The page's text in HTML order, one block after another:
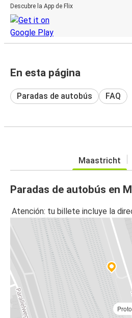
Descubre la App de Flix
En esta página
Paradas de autobús FAQ
Maastricht
Paradas de autobús en
Atención: tu billete incluye la